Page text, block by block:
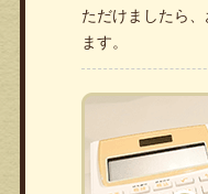
ただけましたら
ます。